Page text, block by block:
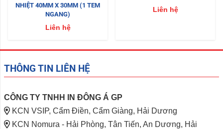
NHIỆT 40MM X 30MM (1 TEM
NGANG)
Liên hệ
Liên hệ
THÔNG TIN LIÊN HỆ
CÔNG TY TNHH IN ĐÔNG Á GP
KCN VSIP, Cẩm Điền, Cẩm Giàng, Hải Dương
KCN Nomura - Hải Phòng, Tân Tiến, An Dương, Hải